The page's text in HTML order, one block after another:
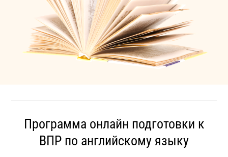
Программа онлайн подготовки к
ВПР по английскому языку